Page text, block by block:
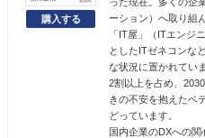
ーション）へ取り組
「IT屋」（ITエンジ
としたITゼネコンな
な状況に置かれてい
2割以上を占め、
きの不安を抱えたベ
どっています。
国内企業のDXへの